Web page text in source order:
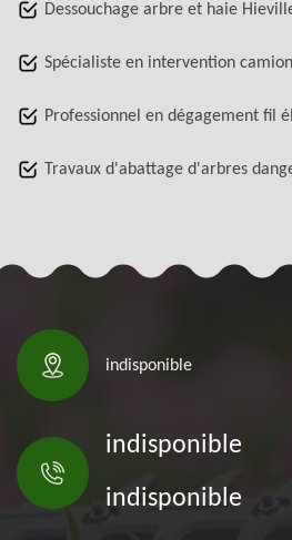
Dessouchage arbre et haie
Spécialiste en intervention
Professionnel en dégagement fil
Travaux d'abattage d'arbres
indisponible
indisponible
indisponible